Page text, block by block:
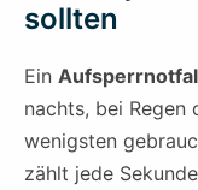
sollten
Ein
nachts, bei Regen
wenigsten
zählt jede